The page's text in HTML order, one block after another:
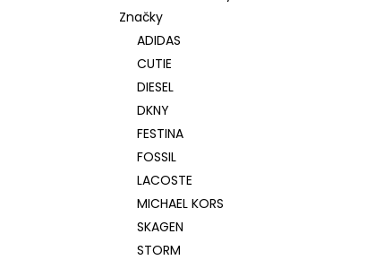
Značky
ADIDAS
CUTIE
DIESEL
DKNY
FESTINA
FOSSIL
LACOSTE
MICHAEL KORS
SKAGEN
STORM